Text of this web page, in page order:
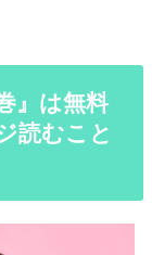
』は無料
読むこと